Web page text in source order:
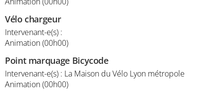
Vélo chargeur
Intervenant-e(s) :
Animation (00h00)
Point marquage Bicycode
Intervenant-e(s) : La Maison du Vélo Lyon métropole
Animation (00h00)